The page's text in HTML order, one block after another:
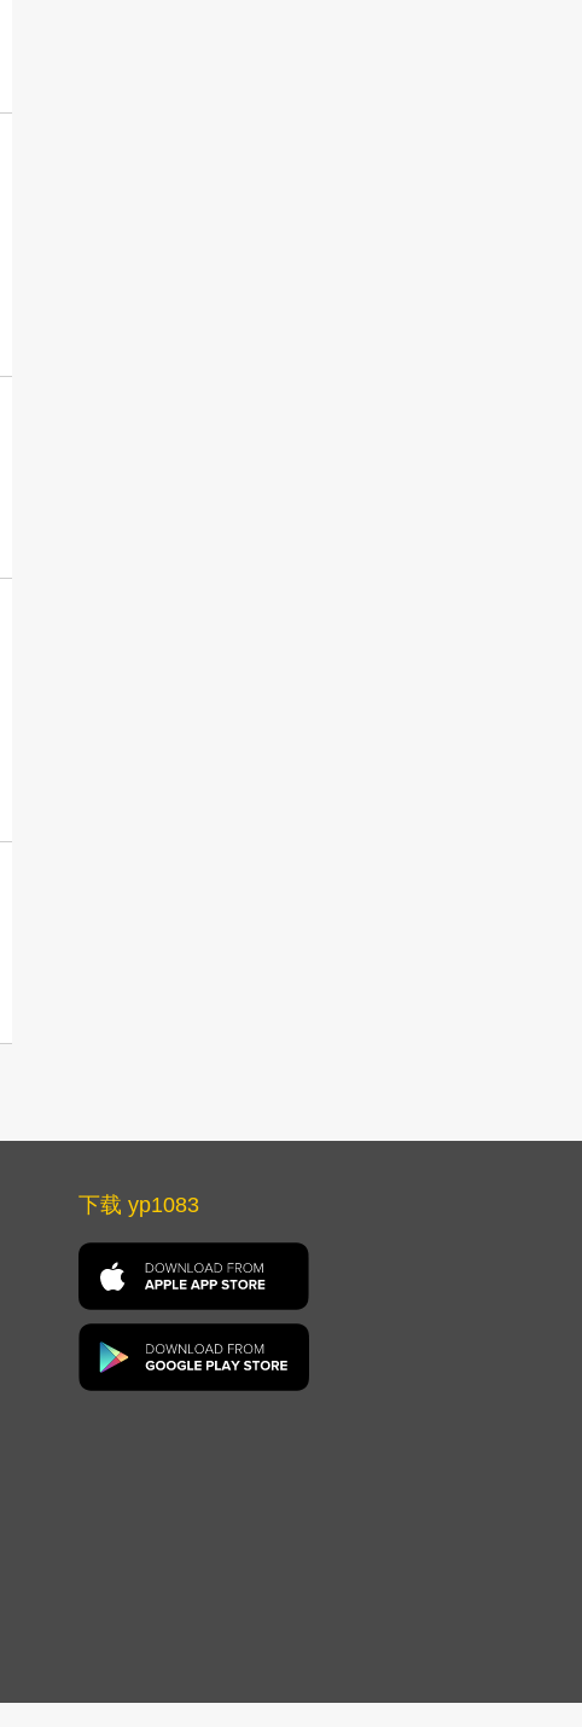
下载 yp1083